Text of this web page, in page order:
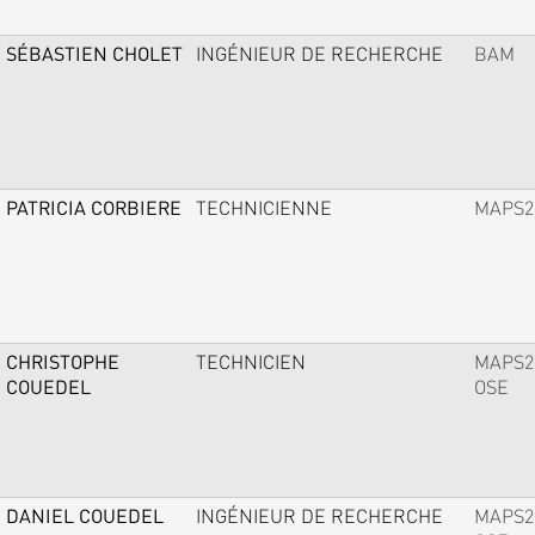
SÉBASTIEN CHOLET INGÉNIEUR DE RECHERCHE BAM
PATRICIA CORBIERE TECHNICIENNE MAPS2
CHRISTOPHE
COUEDEL
TECHNICIEN
MAPS2
OSE
DANIEL COUEDEL INGÉNIEUR DE RECHERCHE
MAPS2